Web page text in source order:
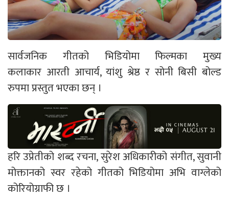
सार्वजनिक गीतको भिडियोमा फिल्मका मुख्य
कलाकार आरती आचार्य, यांशु श्रेष्ठ र सोनी बिसी बोल्ड
रुपमा प्रस्तुत भएका छन् ।
हरि उप्रेतीको शब्द रचना, सुरेश अधिकारीको संगीत, सुवानी
मोक्तानको स्वर रहेको गीतको भिडियोमा अभि वाग्लेको
कोरियोग्राफी छ ।